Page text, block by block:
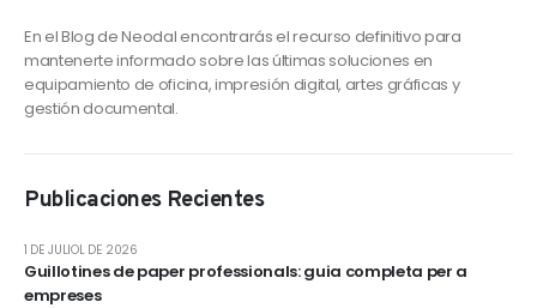
En el Blog de Neodal encontrarás el recurso definitivo para
mantenerte informado sobre las últimas soluciones en
equipamiento de oficina, impresión digital, artes gráficas y
gestión documental.
Publicaciones Recientes
Guillotines de paper professionals: guia completa per a
empreses
1 DE JULIOL DE 2026